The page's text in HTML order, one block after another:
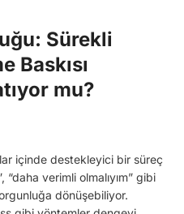
Sürekli
Baskısı
mu?
içinde destekleyici bir süreç
“daha verimli olmalıyım” gibi
dönüşebiliyor.